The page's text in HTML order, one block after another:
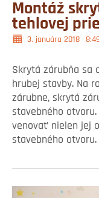
Montáž
tehlovej
3. januára 2018
Skrytá zárubňa sa
hrubej stavby. Na
zárubne, skrytá
stavebného
venovať nielen jej
stavebného otvoru.